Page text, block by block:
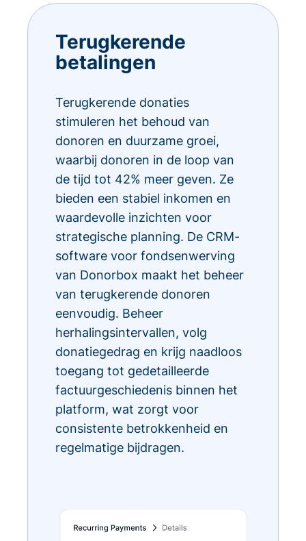
Terugkerende
betalingen
Terugkerende donaties
stimuleren het behoud van
donoren en duurzame groei,
waarbij donoren in de loop van
de tijd tot 42% meer geven. Ze
bieden een stabiel inkomen en
waardevolle inzichten voor
strategische planning. De CRM-
software voor fondsenwerving
van Donorbox maakt het beheer
van terugkerende donoren
eenvoudig. Beheer
herhalingsintervallen, volg
donatiegedrag en krijg naadloos
toegang tot gedetailleerde
factuurgeschiedenis binnen het
platform, wat zorgt voor
consistente betrokkenheid en
regelmatige bijdragen.